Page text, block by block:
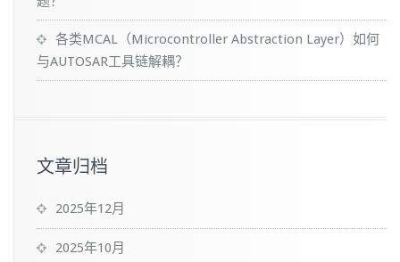
各类MCAL（Microcontroller Abstraction Layer）如何
与AUTOSAR工具链解耦？
文章归档
2025年12月
2025年10月